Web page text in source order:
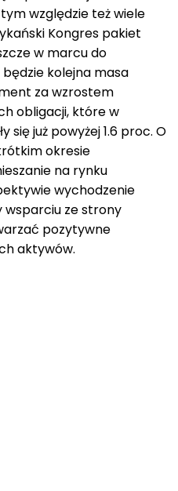
tym względzie też wiele
Kongres pakiet
w marcu do
kolejna masa
za wzrostem
obligacji, które w
się już powyżej 1.6 proc. O
okresie
na rynku
wychodzenie
ze strony
pozytywne
aktywów.